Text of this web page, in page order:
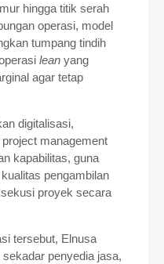
hingga titik serah
operasi, model
tumpang tindih
lean yang
agar tetap
digitalisasi,
management
kapabilitas, guna
pengambilan
proyek secara
tersebut, Elnusa
penyedia jasa,